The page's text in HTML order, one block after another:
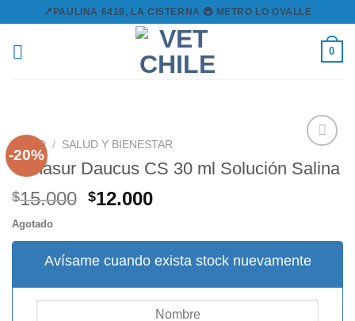
content
📍PAULINA 6419, LA CISTERNA 🚇 METRO LO OVALLE
0
-20%
INICIO / SALUD Y BIENESTAR
Cimasur Daucus CS 30 ml Solución Salina
$15.000 El
original
era:
$12.000El
actual
es:
Agotado
Avísame cuando exista stock nuevamente